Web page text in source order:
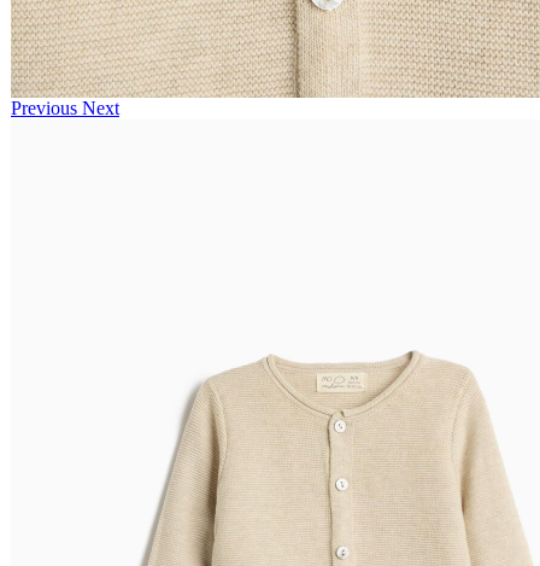
Previous Next